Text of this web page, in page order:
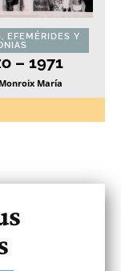
EFEMÉRIDES Y
– 1971
María